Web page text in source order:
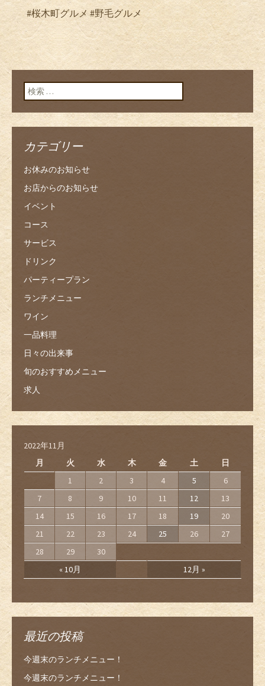
#桜木町グルメ#野毛グルメ
検索:
カテゴリー
お休みのお知らせ
お店からのお知らせ
イベント
コース
サービス
ドリンク
パーティープラン
ランチメニュー
ワイン
一品料理
日々の出来事
旬のおすすめメニュー
求人
2022年11月
月
火 水 木 金 土 日
« 10月 12月 »
1 2 3 4 5
6
7
8 9 10 11 12
13
14
15 16 17 18 19
20
21
22 23 24 25 26
27
28
29 30
最近の投稿
今週末のランチメニュー！
今週末のランチメニュー！